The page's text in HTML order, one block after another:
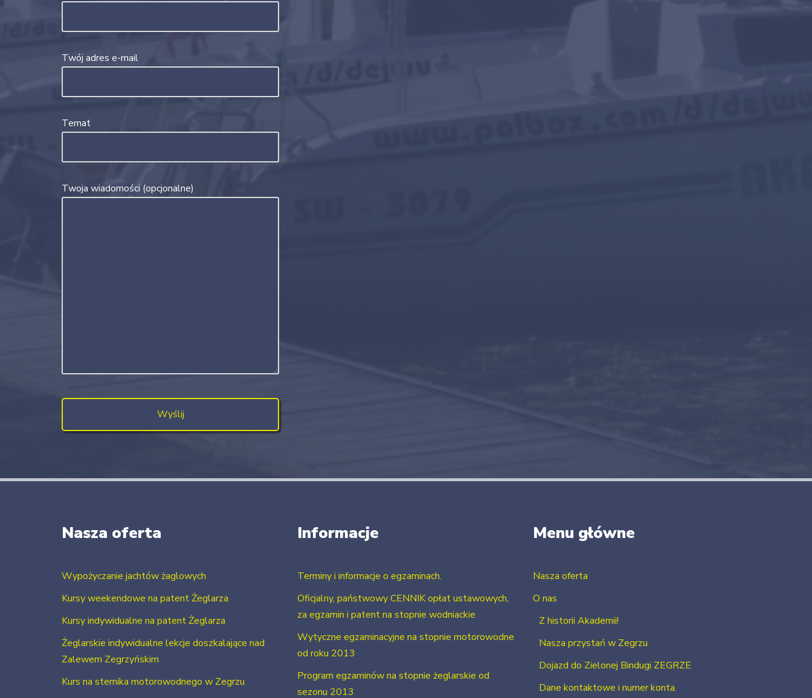
Twój adres e-mail
Temat
Twoja wiadomości (opcjonalne)
Nasza oferta
Wypożyczanie jachtów żaglowych
Kursy weekendowe na patent Żeglarza
Kursy indywidualne na patent Żeglarza
Żeglarskie indywidualne lekcje doszkalające nad
Zalewem Zegrzyńskim
Kurs na sternika motorowodnego w Zegrzu
Informacje
Terminy i informacje o egzaminach.
Oficjalny, państwowy CENNIK opłat ustawowych,
za egzamin i patent na stopnie wodniackie
Wytyczne egzaminacyjne na stopnie motorowodne
od roku 2013
Program egzaminów na stopnie żeglarskie od
sezonu 2013
Menu główne
Nasza oferta
O nas
Z historii Akademii!
Nasza przystań w Zegrzu
Dojazd do Zielonej Bindugi ZEGRZE
Dane kontaktowe i numer konta.